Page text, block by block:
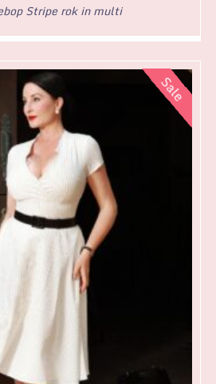
Stripe rok in multi